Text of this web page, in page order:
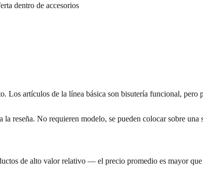
dentro de accesorios
Los artículos de la línea básica son bisutería funcional,
reseña. No requieren modelo, se pueden colocar sobre
de alto valor relativo — el precio promedio es mayor